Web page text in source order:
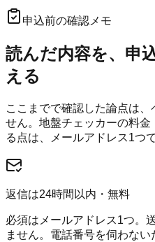
申込前の確認メモ
読んだ内容を、申
える
ここまでで確認した論点は
せん。 地盤チェッカーの料金
る点は、メールアドレス1つ
返信は24時間以内・無料
必須はメールアドレス1つ。
ません。電話番号を伺わない